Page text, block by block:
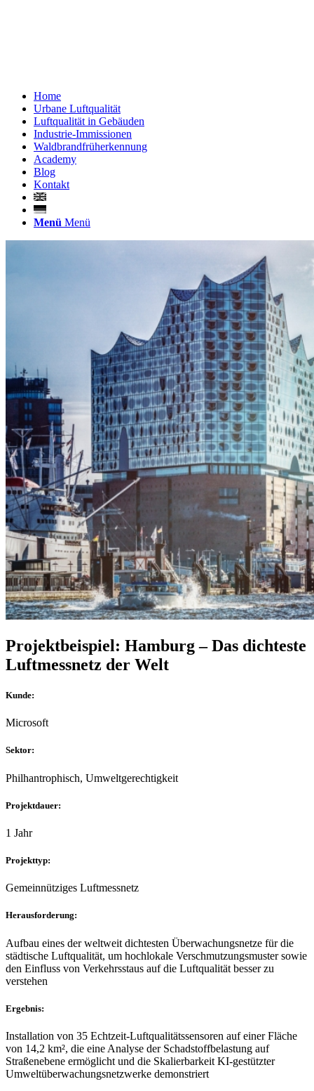
Home
Urbane Luftqualität
Luftqualität in Gebäuden
Industrie-Immissionen
Waldbrandfrüherkennung
Academy
Blog
Kontakt
Menü Menü
Projektbeispiel: Hamburg – Das dichteste
Luftmessnetz der Welt
Kunde:
Microsoft
Sektor:
Philhantrophisch, Umweltgerechtigkeit
Projektdauer:
1 Jahr
Projekttyp:
Gemeinnütziges Luftmessnetz
Herausforderung:
Aufbau eines der weltweit dichtesten Überwachungsnetze für die
städtische Luftqualität, um hochlokale Verschmutzungsmuster sowie
den Einfluss von Verkehrsstaus auf die Luftqualität besser zu
verstehen
Ergebnis:
Installation von 35 Echtzeit-Luftqualitätssensoren auf einer Fläche
von 14,2 km², die eine Analyse der Schadstoffbelastung auf
Straßenebene ermöglicht und die Skalierbarkeit KI-gestützter
Umweltüberwachungsnetzwerke demonstriert